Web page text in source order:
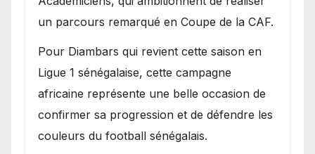
un parcours remarqué en Coupe de la CAF.
Pour Diambars qui revient cette saison en
Ligue 1 sénégalaise, cette campagne
africaine représente une belle occasion de
confirmer sa progression et de défendre les
couleurs du football sénégalais.